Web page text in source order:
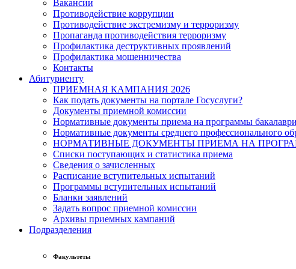
Вакансии
Противодействие коррупции
Противодействие экстремизму и терроризму
Пропаганда противодействия терроризму
Профилактика деструктивных проявлений
Профилактика мошенничества
Контакты
Абитуриенту
ПРИЕМНАЯ КАМПАНИЯ 2026
Как подать документы на портале Госуслуги?
Документы приемной комиссии
Нормативные документы приема на программы
Нормативные документы среднего профессионального
НОРМАТИВНЫЕ ДОКУМЕНТЫ ПРИЕМА НА
Списки поступающих и статистика приема
Сведения о зачисленных
Расписание вступительных испытаний
Программы вступительных испытаний
Бланки заявлений
Задать вопрос приемной комиссии
Архивы приемных кампаний
Подразделения
Факультеты